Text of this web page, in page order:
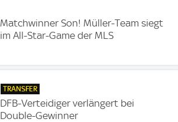
Matchwinner Son! Müller-Team siegt
im All-Star-Game der MLS
TRANSFER
DFB-Verteidiger verlängert bei
Double-Gewinner